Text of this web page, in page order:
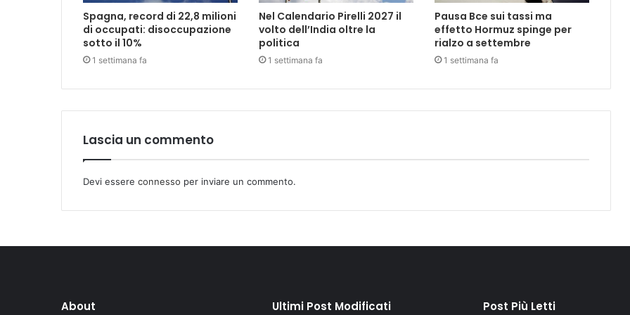
Spagna, record di 22,8 milioni
di occupati: disoccupazione
sotto il 10%
1 settimana fa
Nel Calendario Pirelli 2027 il
volto dell’India oltre la
politica
1 settimana fa
Pausa Bce sui tassi ma
effetto Hormuz spinge per
rialzo a settembre
1 settimana fa
Lascia un commento
Devi essere connesso per inviare un commento.
About Ultimi Post Modificati Post Più Letti